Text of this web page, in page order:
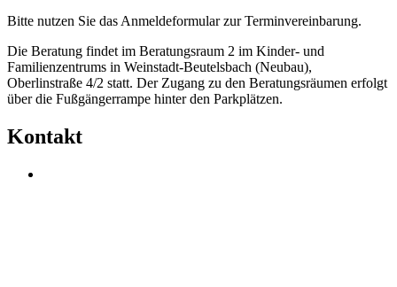
Bitte nutzen Sie das Anmeldeformular zur Terminvereinbarung.
Die Beratung findet im Beratungsraum 2 im Kinder- und
Familienzentrums in Weinstadt-Beutelsbach (Neubau),
Oberlinstraße 4/2 statt. Der Zugang zu den Beratungsräumen erfolgt
über die Fußgängerrampe hinter den Parkplätzen.
Kontakt